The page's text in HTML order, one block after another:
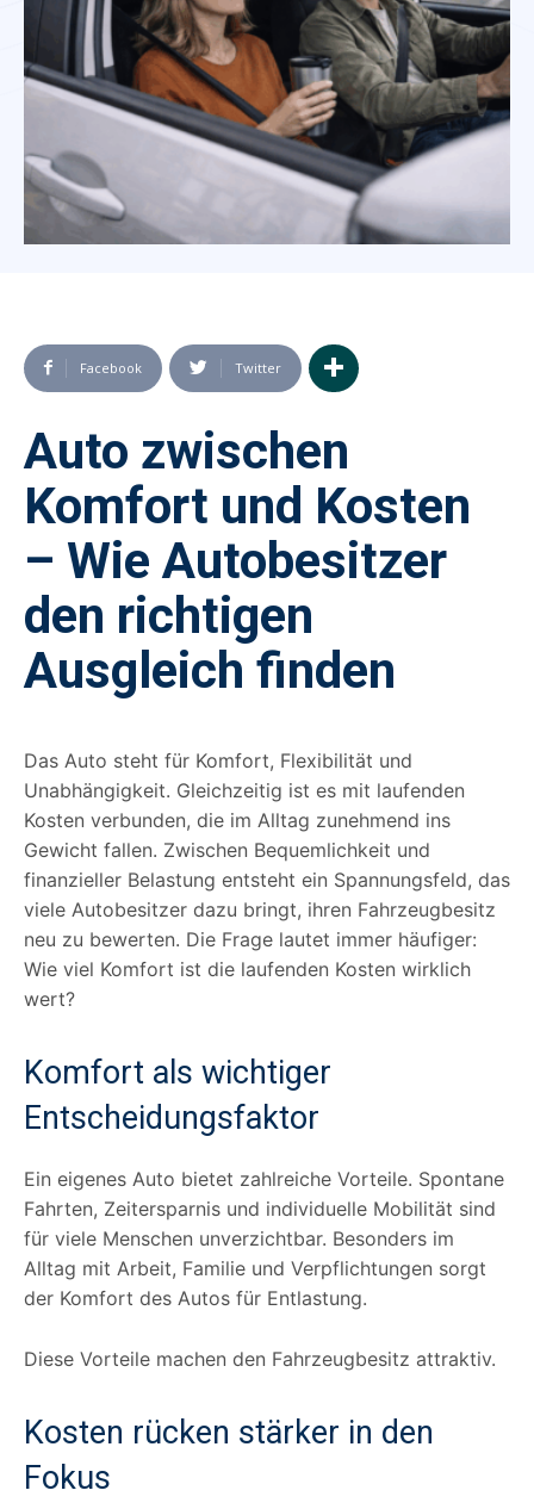
Facebook Twitter
Auto zwischen
Komfort und Kosten
– Wie Autobesitzer
den richtigen
Ausgleich finden
Das Auto steht für Komfort, Flexibilität und
Unabhängigkeit. Gleichzeitig ist es mit laufenden
Kosten verbunden, die im Alltag zunehmend ins
Gewicht fallen. Zwischen Bequemlichkeit und
finanzieller Belastung entsteht ein Spannungsfeld, das
viele Autobesitzer dazu bringt, ihren Fahrzeugbesitz
neu zu bewerten. Die Frage lautet immer häufiger:
Wie viel Komfort ist die laufenden Kosten wirklich
wert?
Komfort als wichtiger
Entscheidungsfaktor
Ein eigenes Auto bietet zahlreiche Vorteile. Spontane
Fahrten, Zeitersparnis und individuelle Mobilität sind
für viele Menschen unverzichtbar. Besonders im
Alltag mit Arbeit, Familie und Verpflichtungen sorgt
der Komfort des Autos für Entlastung.
Diese Vorteile machen den Fahrzeugbesitz attraktiv.
Kosten rücken stärker in den
Fokus